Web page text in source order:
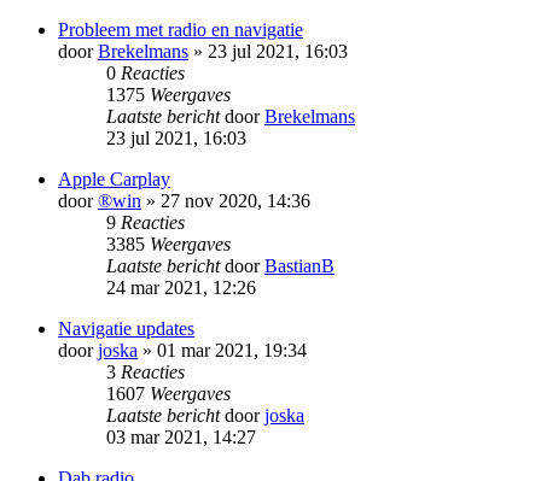
Probleem met radio en navigatie
doorBrekelmans » 23 jul 2021, 16:03
0 Reacties
1375 Weergaves
Laatste berichtdoorBrekelmans
23 jul 2021, 16:03
Apple Carplay
door®win » 27 nov 2020, 14:36
9 Reacties
3385 Weergaves
Laatste berichtdoorBastianB
24 mar 2021, 12:26
Navigatie updates
doorjoska » 01 mar 2021, 19:34
3 Reacties
1607 Weergaves
Laatste berichtdoorjoska
03 mar 2021, 14:27